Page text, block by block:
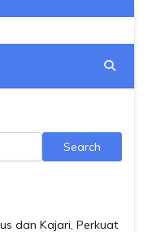
Search
dan Kajari, Perkuat